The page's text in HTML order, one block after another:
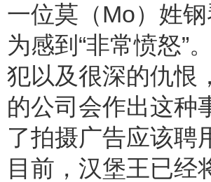
一位莫（Mo）姓
为感到“非常愤怒”
犯以及很深的仇恨
的公司会作出这种
了拍摄广告应该聘
目前，汉堡王已经